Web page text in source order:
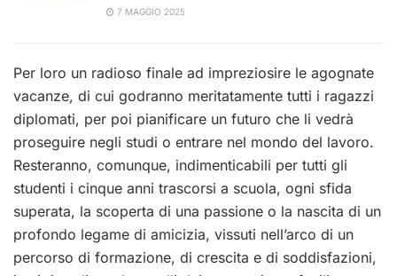
7 MAGGIO 2025
Per loro un radioso finale ad impreziosire le agognate
vacanze, di cui godranno meritatamente tutti i ragazzi
diplomati, per poi pianificare un futuro che li vedrà
proseguire negli studi o entrare nel mondo del lavoro.
Resteranno, comunque, indimenticabili per tutti gli
studenti i cinque anni trascorsi a scuola, ogni sfida
superata, la scoperta di una passione o la nascita di un
profondo legame di amicizia, vissuti nell’arco di un
percorso di formazione, di crescita e di soddisfazioni,